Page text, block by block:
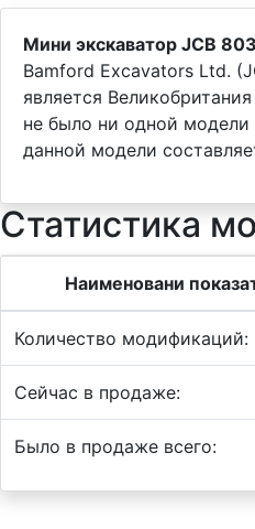
Мини экскаватор JCB
Bamford Excavators Ltd.
является Великобритания
не было ни одной
данной модели
Статистика
Наименовани
Количество модификаций:
Сейчас в продаже:
Было в продаже всего: